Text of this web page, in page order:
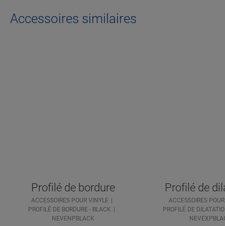
Accessoires similaires
Profilé de bordure
ACCESSOIRES POUR VINYLE
PROFILÉ DE BORDURE - BLACK
NEVENPBLACK
Profilé de
ACCESSOIRES
PROFILÉ DE